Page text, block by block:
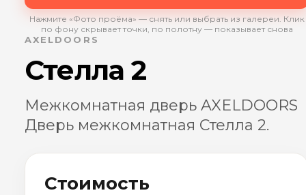
Нажмите «Фото проёма» — снять или выбрать из галереи. Клик
по фону скрывает точки, по полотну — показывает снова
AXELDOORS
Стелла 2
Межкомнатная дверь AXELDOORS
Дверь межкомнатная Стелла 2.
Стоимость